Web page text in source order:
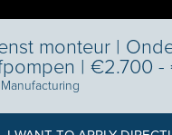
monteur |
| €2.700
Manufacturing